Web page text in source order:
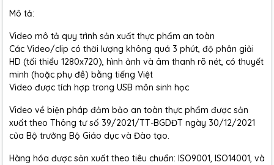
Mô tả:
Video mô tả quy trình sản xuất thực phẩm an toàn
Các Video/clip có thời lượng không quá 3 phút, độ phân giải
HD (tối thiểu 1280x720), hình ảnh và âm thanh rõ nét, có thuyết
minh (hoặc phụ đề) bằng tiếng Việt
Video được tích hợp trong USB môn sinh học
Video về biện pháp đảm bảo an toàn thực phẩm được sản
xuất theo Thông tư số 39/2021/TT-BGDĐT ngày 30/12/2021
của Bộ trưởng Bộ Giáo dục và Đào tạo.
Hàng hóa được sản xuất theo tiêu chuẩn: ISO9001, ISO14001, và